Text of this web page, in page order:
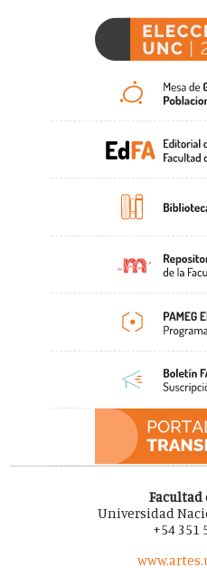
Facultad
Universidad
+54 351